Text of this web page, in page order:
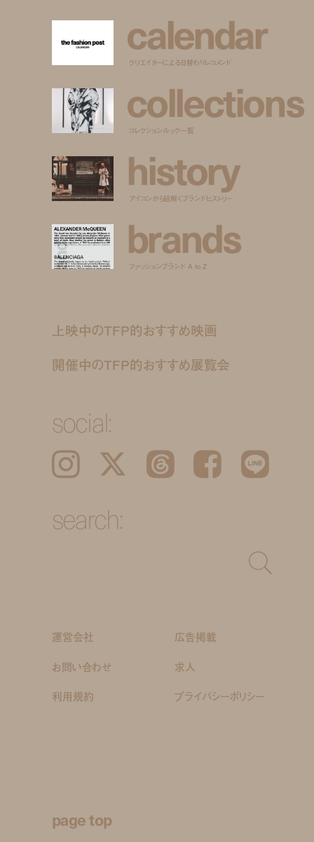
calendar
クリエイターによる日替わりレコメンド
collections
コレクションルック一覧
history
アイコンから紐解くブランドヒストリー
brands
ファッションブランド A to Z
上映中のTFP的おすすめ映画
開催中のTFP的おすすめ展覧会
social:
Instagram 𝕏 Threads Facebook LINE
search:
運営会社
広告掲載
お問い合わせ
求人
利用規約 プライバシーポリシー
page top